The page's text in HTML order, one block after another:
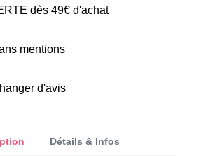
dès 49€ d'achat
mentions
d'avis
Détails & Infos